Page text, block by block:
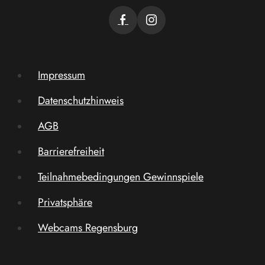
Impressum
Datenschutzhinweis
AGB
Barrierefreiheit
Teilnahmebedingungen Gewinnspiele
Privatsphäre
Webcams Regensburg